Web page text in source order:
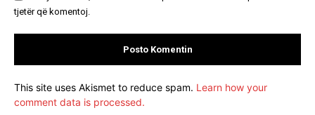
tjetër që komentoj.
This site uses Akismet to reduce spam. Learn how your
comment data is processed.